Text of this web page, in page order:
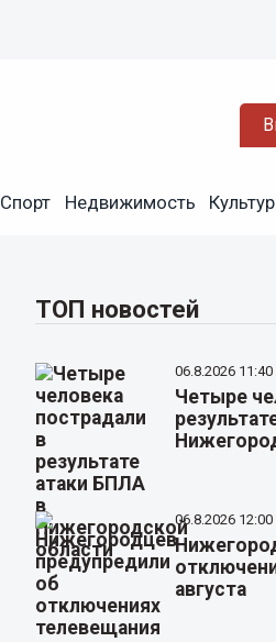
Спорт Недвижимость
ТОП новостей
06.8.2026 11:40
Четыре
06.8.2026 12:00
августа